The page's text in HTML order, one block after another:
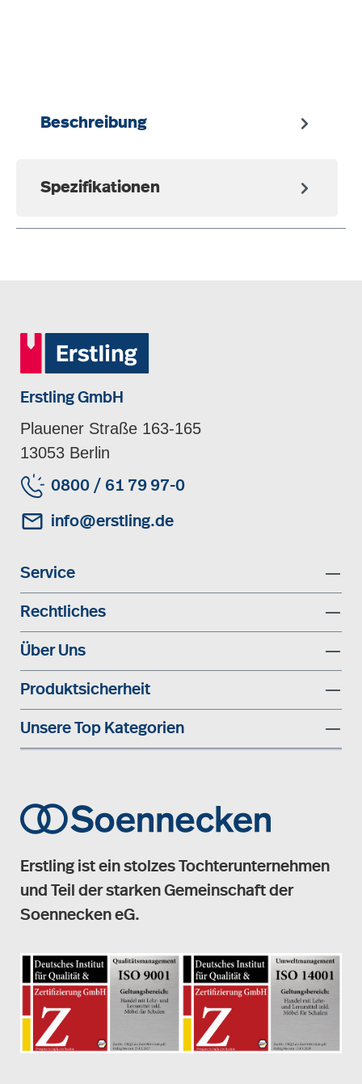
Beschreibung
Spezifikationen
Erstling GmbH
Plauener Straße 163-165
13053 Berlin
0800 / 61 79 97-0
info@erstling.de
Service
Rechtliches
Über Uns
Produktsicherheit
Unsere Top Kategorien
Erstling ist ein stolzes Tochterunternehmen
und Teil der starken Gemeinschaft der
Soennecken eG.